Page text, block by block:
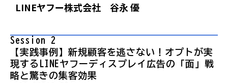
LINEヤフー株式会社 谷永 優
Session 2
【実践事例】新規顧客を逃さない！オプトが実
現するLINEヤフーディスプレイ広告の「面」戦
略と驚きの集客効果